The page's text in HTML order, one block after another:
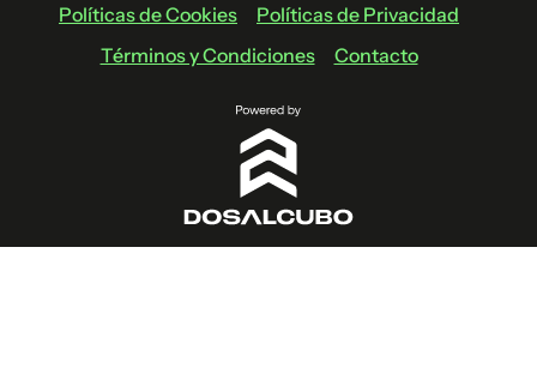
Políticas de Cookies
Políticas de Privacidad
Términos y Condiciones
Contacto